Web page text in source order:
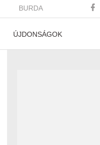
BURDA
ÚJDONSÁGOK